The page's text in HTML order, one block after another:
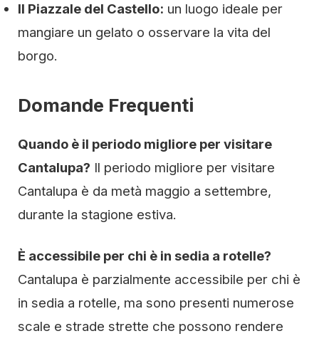
Il Piazzale del Castello: un luogo ideale per
mangiare un gelato o osservare la vita del
borgo.
Domande Frequenti
Quando è il periodo migliore per visitare
Cantalupa? Il periodo migliore per visitare
Cantalupa è da metà maggio a settembre,
durante la stagione estiva.
È accessibile per chi è in sedia a rotelle?
Cantalupa è parzialmente accessibile per chi è
in sedia a rotelle, ma sono presenti numerose
scale e strade strette che possono rendere